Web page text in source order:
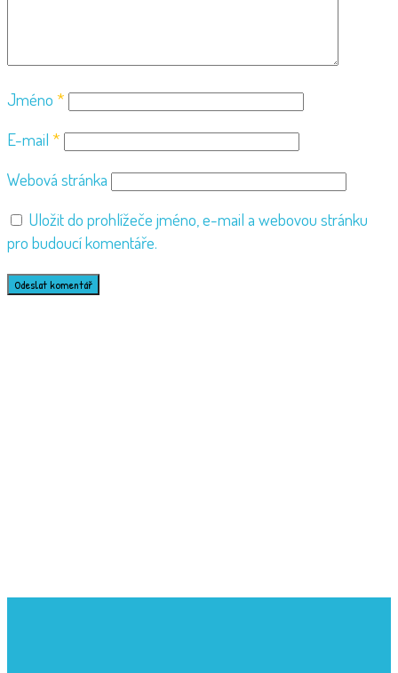
Jméno *
E-mail *
Webová stránka
Uložit do prohlížeče jméno, e-mail a webovou stránku
pro budoucí komentáře.